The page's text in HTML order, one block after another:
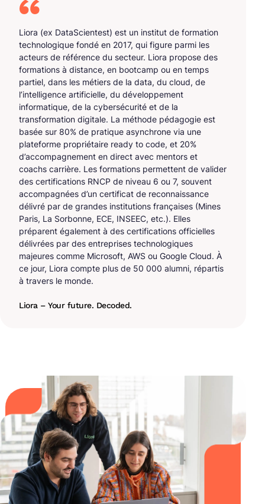
Liora (ex DataScientest) est un institut de formation
technologique fondé en 2017, qui figure parmi les
acteurs de référence du secteur. Liora propose des
formations à distance, en bootcamp ou en temps
partiel, dans les métiers de la data, du cloud, de
l’intelligence artificielle, du développement
informatique, de la cybersécurité et de la
transformation digitale. La méthode pédagogie est
basée sur 80% de pratique asynchrone via une
plateforme propriétaire ready to code, et 20%
d’accompagnement en direct avec mentors et
coachs carrière. Les formations permettent de valider
des certifications RNCP de niveau 6 ou 7, souvent
accompagnées d’un certificat de reconnaissance
délivré par de grandes institutions françaises (Mines
Paris, La Sorbonne, ECE, INSEEC, etc.). Elles
préparent également à des certifications officielles
délivrées par des entreprises technologiques
majeures comme Microsoft, AWS ou Google Cloud. À
ce jour, Liora compte plus de 50 000 alumni, répartis
à travers le monde.
Liora – Your future. Decoded.